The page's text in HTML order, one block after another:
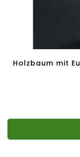
Holzbaum mit